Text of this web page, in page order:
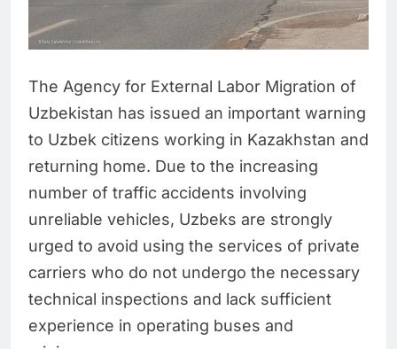
The Agency for External Labor Migration of
Uzbekistan has issued an important warning
to Uzbek citizens working in Kazakhstan and
returning home. Due to the increasing
number of traffic accidents involving
unreliable vehicles, Uzbeks are strongly
urged to avoid using the services of private
carriers who do not undergo the necessary
technical inspections and lack sufficient
experience in operating buses and